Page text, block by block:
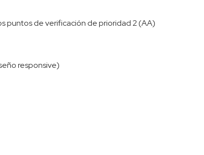
puntos de verificación de prioridad 2 (AA)
responsive)